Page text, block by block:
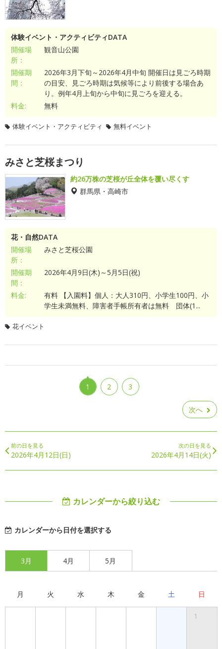
体験イベント・アクティビティDATA
開催場
所：
観音山公園
開催期
間：
2026年3月下旬～2026年4月中旬 開催日は見ごろ時期
の目安、見ごろ時期は気候等により前後する場合あ
り。例年4月上旬から中旬に見ごろを迎える。
料金:
無料
体験イベント・アクティビティ 無料イベント
みさと芝桜まつり
約26万株の芝桜が丘全体を覆い尽くす
群馬県・高崎市
花・自然DATA
開催場
所：
みさと芝桜公園
開催期
間：
2026年4月9日(木)～5月5日(祝)
料金:
有料 【入園料】個人：大人310円、小学生100円、小
学生未満無料、障害者手帳所有者は無料 団体(1...
花イベント
1 2 3
次へ
前の日を見る
2026年4月12日(日)
次の日を見る
2026年4月14日(火)
カレンダーから絞り込む
カレンダーから日付を選択する
3月 4月 5月
月 火 水 木 金 土 日
1